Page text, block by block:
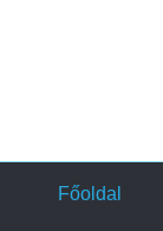
Főoldal